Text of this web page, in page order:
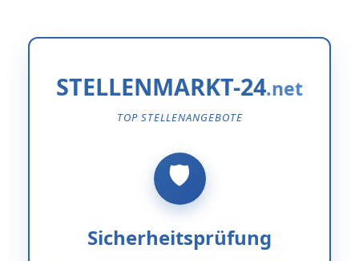
STELLENMARKT-24
TOP STELLENANGEBOTE
Sicherheitsprüfung